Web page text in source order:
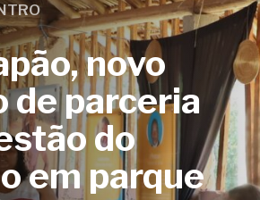
novo
de parceria
do
em parque